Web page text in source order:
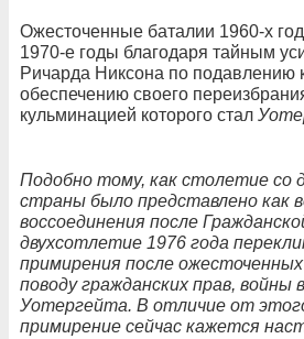
Ожесточенные баталии 1960-х
1970-е годы благодаря тайным
Ричарда Никсона по подавлению
обеспечению своего
кульминацией которого стал
Подобно тому, как столетие со
страны было представлено как
воссоединения после
двухсотлетие 1976 года
примирения после
поводу гражданских прав, войны
Уотергейта. В отличие от
примирение сейчас кажется